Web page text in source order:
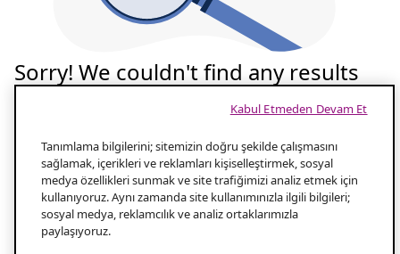
Sorry! We couldn't find any results
Tekrar deneyelim
1.0 Aramanızın yazılışını kontrol edin
2.0 Aramanız için daha az kelime kullanın
Tanımlama bilgilerini; sitemizin doğru şekilde çalışmasını
sağlamak, içerikleri ve reklamları kişiselleştirmek, sosyal
medya özellikleri sunmak ve site trafiğimizi analiz etmek için
kullanıyoruz. Aynı zamanda site kullanımınızla ilgili bilgileri;
sosyal medya, reklamcılık ve analiz ortaklarımızla
paylaşıyoruz.
Kabul Etmeden Devam Et